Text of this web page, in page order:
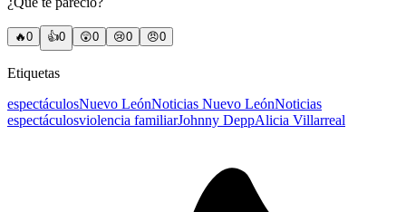
🔥0 👍0 😲0 😢0 😠0
Etiquetas
espectáculosNuevo LeónNoticias Nuevo LeónNoticias
espectáculosviolencia familiarJohnny DeppAlicia Villarreal